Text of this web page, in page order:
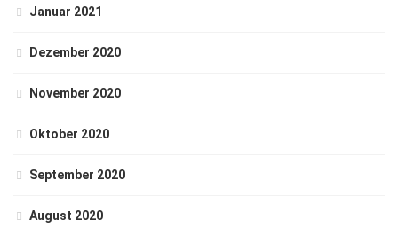
Januar 2021
Dezember 2020
November 2020
Oktober 2020
September 2020
August 2020